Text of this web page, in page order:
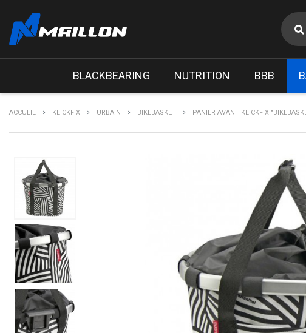
BLACKBEARING NUTRITION BBB
ACCUEIL KLICKFIX URBAIN BIKEBASKET PANIER AVANT KLICKFIX